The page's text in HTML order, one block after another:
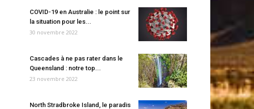
COVID-19 en Australie : le point sur
la situation pour les...
30 novembre 2022
Cascades à ne pas rater dans le
Queensland : notre top...
23 novembre 2022
North Stradbroke Island, le paradis